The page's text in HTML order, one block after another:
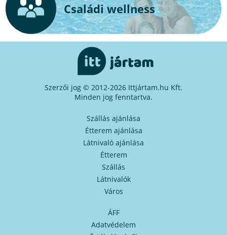
Családi wellness
Szerzői jog © 2012-2026 Ittjártam.hu Kft.
Minden jog fenntartva.
Szállás ajánlása
Étterem ajánlása
Látnivaló ajánlása
Étterem
Szállás
Látnivalók
Város
ÁFF
Adatvédelem